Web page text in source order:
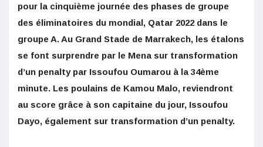
pour la cinquième journée des phases de groupe
des éliminatoires du mondial, Qatar 2022 dans le
groupe A. Au Grand Stade de Marrakech, les étalons
se font surprendre par le Mena sur transformation
d’un penalty par Issoufou Oumarou à la 34ème
minute. Les poulains de Kamou Malo, reviendront
au score grâce à son capitaine du jour, Issoufou
Dayo, également sur transformation d’un penalty.